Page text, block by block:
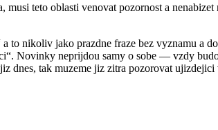
teto oblasti venovat pozornost a
to nikoliv jako prazdne fraze bez vyznamu a
Novinky neprijdou samy o sobe — vzdy
dnes, tak muzeme jiz zitra pozorovat